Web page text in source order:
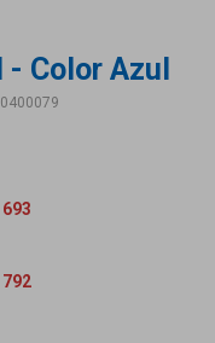
Color Azul
693
792